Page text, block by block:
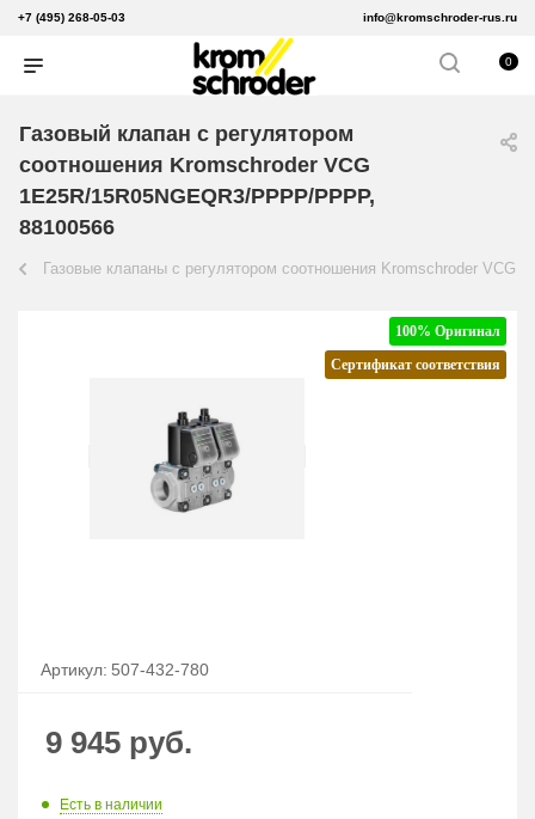
+7 (495) 268-05-03 info@kromschroder-rus.ru
0
Газовый клапан с регулятором
соотношения Kromschroder VCG
1E25R/15R05NGEQR3/PPPP/PPPP,
88100566
Газовые клапаны с регулятором соотношения Kromschroder VCG
100% Оригинал
Сертификат соответствия
Артикул: 507-432-780
9 945 руб.
Есть в наличии